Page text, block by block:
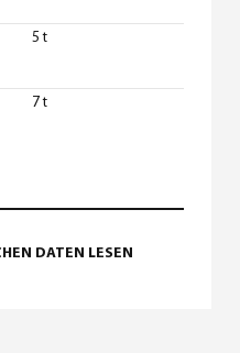
5 t
7 t
DATEN LESEN